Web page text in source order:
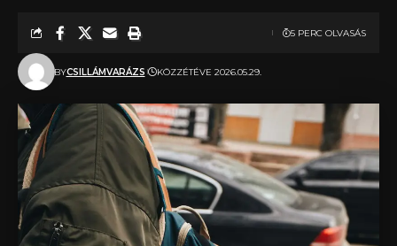
BYCSILLÁMVARÁZS KÖZZÉTÉVE 2026.05.29.
5 PERC OLVASÁS